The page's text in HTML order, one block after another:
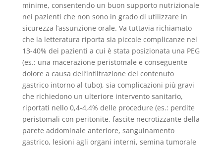
minime, consentendo un buon supporto nutrizionale
nei pazienti che non sono in grado di utilizzare in
sicurezza l’assunzione orale. Va tuttavia richiamato
che la letteratura riporta sia piccole complicanze nel
13-40% dei pazienti a cui è stata posizionata una PEG
(es.: una macerazione peristomale e conseguente
dolore a causa dell’infiltrazione del contenuto
gastrico intorno al tubo), sia complicazioni più gravi
che richiedono un ulteriore intervento sanitario,
riportati nello 0,4-4,4% delle procedure (es.: perdite
peristomali con peritonite, fascite necrotizzante della
parete addominale anteriore, sanguinamento
gastrico, lesioni agli organi interni, semina tumorale